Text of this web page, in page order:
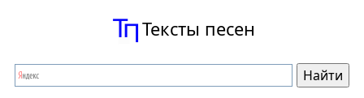
Тексты песен